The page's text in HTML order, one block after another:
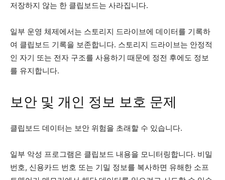
저장하지 않는 한 클립보드는 사라집니다.
일부 운영 체제에서는 스토리지 드라이브에 데이터를 기록하
여 클립보드 기록을 보존합니다. 스토리지 드라이브는 안정적
인 자기 또는 전자 구조를 사용하기 때문에 정전 후에도 정보
를 유지합니다.
보안 및 개인 정보 보호 문제
클립보드 데이터는 보안 위험을 초래할 수 있습니다.
일부 악성 프로그램은 클립보드 내용을 모니터링합니다. 비밀
번호, 신용카드 번호 또는 기밀 정보를 복사하면 유해한 소프